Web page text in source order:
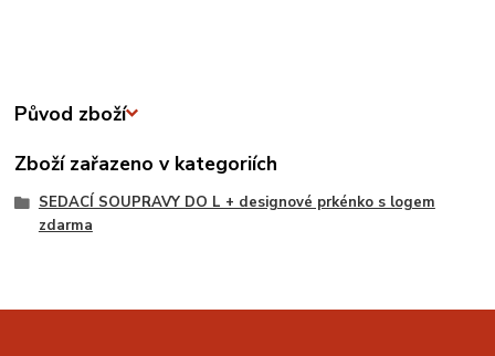
Původ zboží
Zboží zařazeno v kategoriích
SEDACÍ SOUPRAVY DO L + designové prkénko s logem
zdarma